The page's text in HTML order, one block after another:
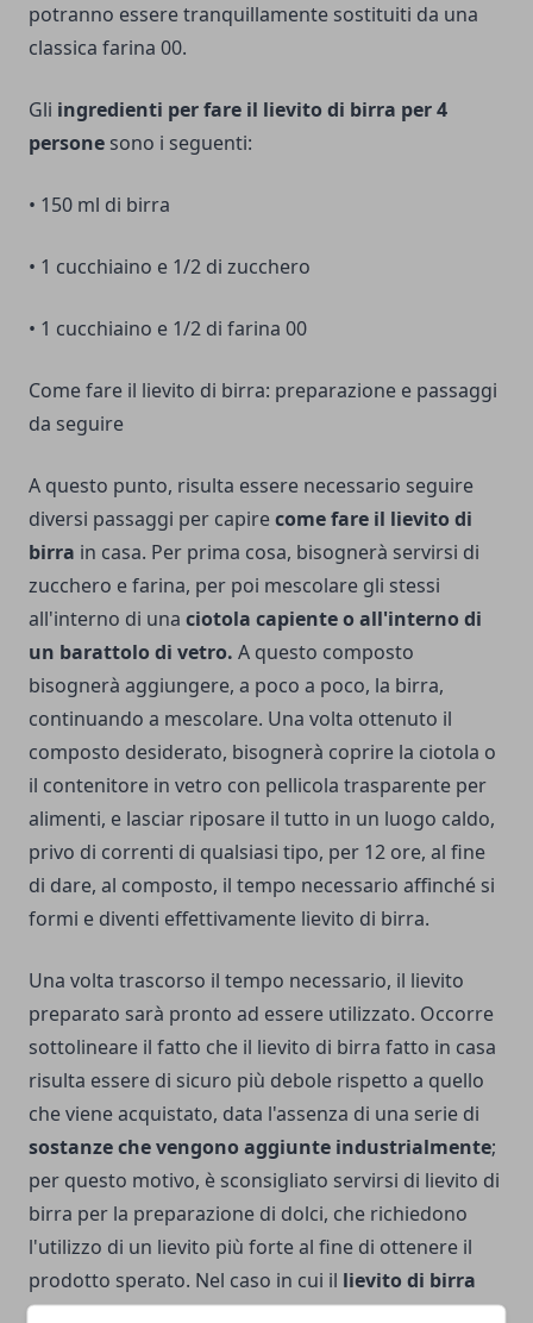
potranno essere tranquillamente sostituiti da una
classica farina 00.
Gli ingredienti per fare il lievito di birra per 4
persone sono i seguenti:
• 150 ml di birra
• 1 cucchiaino e 1/2 di zucchero
• 1 cucchiaino e 1/2 di farina 00
Come fare il lievito di birra: preparazione e passaggi
da seguire
A questo punto, risulta essere necessario seguire
diversi passaggi per capirecome fare il lievito di
birra in casa. Per prima cosa, bisognerà servirsi di
zucchero e farina, per poi mescolare gli stessi
all'interno di una ciotola capiente o all'interno di
un barattolo di vetro. A questo composto
bisognerà aggiungere, a poco a poco, la birra,
continuando a mescolare. Una volta ottenuto il
composto desiderato, bisognerà coprire la ciotola o
il contenitore in vetro con pellicola trasparente per
alimenti, e lasciar riposare il tutto in un luogo caldo,
privo di correnti di qualsiasi tipo, per 12 ore, al fine
di dare, al composto, il tempo necessario affinché si
formi e diventi effettivamente lievito di birra.
Una volta trascorso il tempo necessario, il lievito
preparato sarà pronto ad essere utilizzato. Occorre
sottolineare il fatto che il lievito di birra fatto in casa
risulta essere di sicuro più debole rispetto a quello
che viene acquistato, data l'assenza di una serie di
sostanze che vengono aggiunte industrialmente;
per questo motivo, è sconsigliato servirsi di lievito di
birra per la preparazione di dolci, che richiedono
l'utilizzo di un lievito più forte al fine di ottenere il
prodotto sperato. Nel caso in cui il lievito di birra
ottenuto non sia stato utilizzato completamente Per